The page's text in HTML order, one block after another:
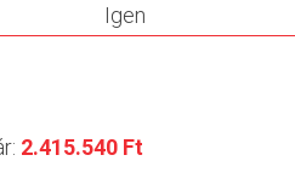
Igen
2.415.540 Ft